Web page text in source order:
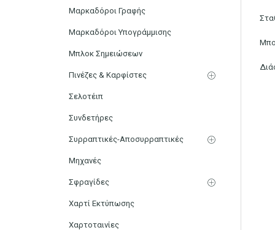
Μαρκαδόροι Γραφής
Μαρκαδόροι Υπογράμμισης
Μπλοκ Σημειώσεων
Πινέζες & Καρφίστες
Σελοτέιπ
Συνδετήρες
Συρραπτικές-Αποσυρραπτικές
Μηχανές
Σφραγίδες
Χαρτί Εκτύπωσης
Χαρτοταινίες